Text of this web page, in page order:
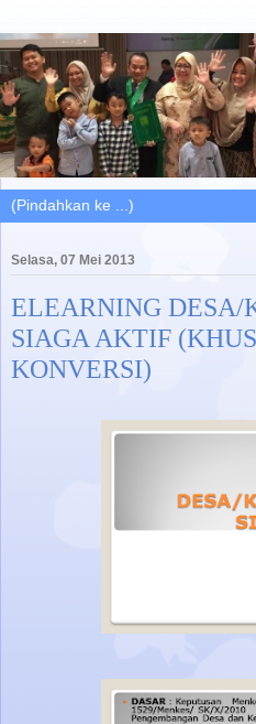
Selasa, 07 Mei 2013
ELEARNING DESA/
SIAGA AKTIF
KONVERSI)